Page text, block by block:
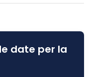
date per la